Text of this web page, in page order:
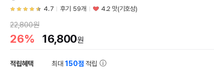
4.7 후기 59개 4.2 맛(기호성)
22,800원
26% 16,800원
적립혜택 최대150점 적립